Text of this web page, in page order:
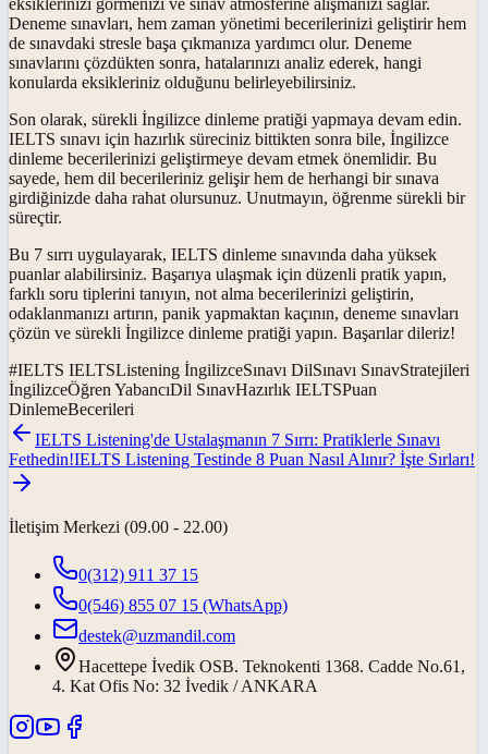
Deneme sınavları, hem zaman yönetimi becerilerinizi geliştirir hem
de sınavdaki stresle başa çıkmanıza yardımcı olur. Deneme
sınavlarını çözdükten sonra, hatalarınızı analiz ederek, hangi
konularda eksikleriniz olduğunu belirleyebilirsiniz.
Son olarak, sürekli İngilizce dinleme pratiği yapmaya devam edin.
IELTS sınavı için hazırlık süreciniz bittikten sonra bile, İngilizce
dinleme becerilerinizi geliştirmeye devam etmek önemlidir. Bu
sayede, hem dil becerileriniz gelişir hem de herhangi bir sınava
girdiğinizde daha rahat olursunuz. Unutmayın, öğrenme sürekli bir
süreçtir.
Bu 7 sırrı uygulayarak, IELTS dinleme sınavında daha yüksek
puanlar alabilirsiniz. Başarıya ulaşmak için düzenli pratik yapın,
farklı soru tiplerini tanıyın, not alma becerilerinizi geliştirin,
odaklanmanızı artırın, panik yapmaktan kaçının, deneme sınavları
çözün ve sürekli İngilizce dinleme pratiği yapın. Başarılar dileriz!
#IELTS IELTSListening İngilizceSınavı DilSınavı SınavStratejileri
İngilizceÖğren YabancıDil SınavHazırlık IELTSPuan
DinlemeBecerileri
IELTS Listening'de Ustalaşmanın 7 Sırrı: Pratiklerle Sınavı
Fethedin!IELTS Listening Testinde 8 Puan Nasıl Alınır? İşte Sırları!
İletişim Merkezi (09.00 - 22.00)
0(312) 911 37 15
0(546) 855 07 15 (WhatsApp)
destek@uzmandil.com
Hacettepe İvedik OSB. Teknokenti 1368. Cadde No.61,
4. Kat Ofis No: 32 İvedik / ANKARA